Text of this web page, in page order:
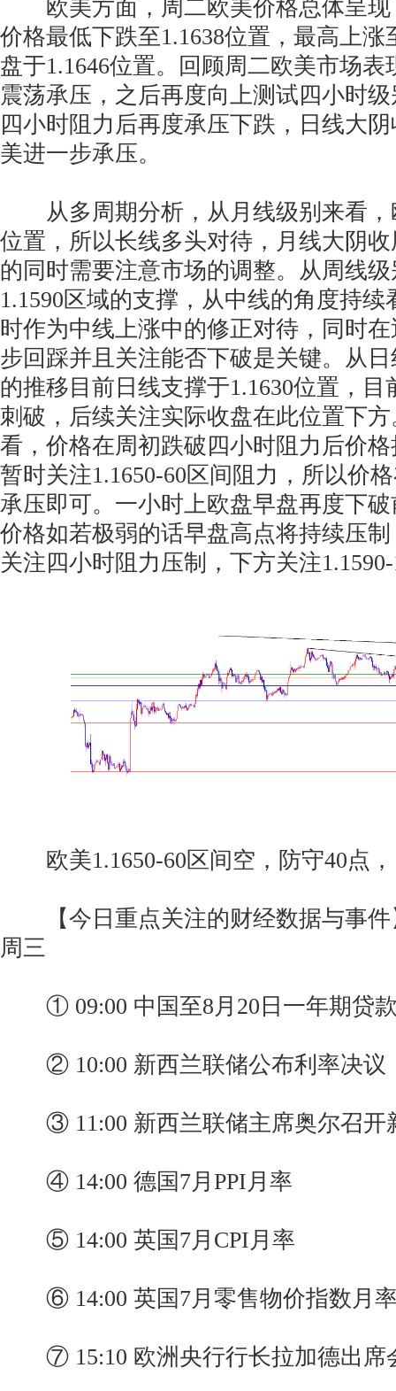
欧美方面，周二欧美价格总体呈现
价格最低下跌至1.1638位置，最高上涨
盘于1.1646位置。回顾周二欧美市场
震荡承压，之后再度向上测试四小时
四小时阻力后再度承压下跌，日线大
美进一步承压。
从多周期分析，从月线级别来看，
位置，所以长线多头对待，月线大阴
的同时需要注意市场的调整。从周线
1.1590区域的支撑，从中线的角度持
时作为中线上涨中的修正对待，同时
步回踩并且关注能否下破是关键。从
的推移目前日线支撑于1.1630位置，
刺破，后续关注实际收盘在此位置下
看，价格在周初跌破四小时阻力后价
暂时关注1.1650-60区间阻力，所以价
承压即可。一小时上欧盘早盘再度下
价格如若极弱的话早盘高点将持续压
关注四小时阻力压制，下方关注
欧美1.1650-60区间空，防守40点，
【今日重点关注的财经数据与事件
周三
① 09:00 中国至8月20日一年期贷
② 10:00 新西兰联储公布利率决议
③ 11:00 新西兰联储主席奥尔召开
④ 14:00 德国7月PPI月率
⑤ 14:00 英国7月CPI月率
⑥ 14:00 英国7月零售物价指数月
⑦ 15:10 欧洲央行行长拉加德出席